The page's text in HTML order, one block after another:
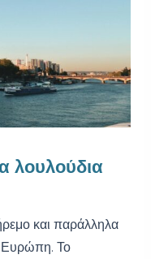
λουλούδια
και παράλληλα
Ευρώπη. Το